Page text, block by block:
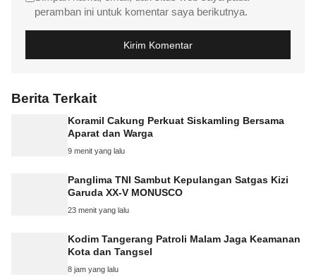
peramban ini untuk komentar saya berikutnya.
Berita Terkait
Koramil Cakung Perkuat Siskamling Bersama
Aparat dan Warga
9 menit yang lalu
Panglima TNI Sambut Kepulangan Satgas Kizi
Garuda XX-V MONUSCO
23 menit yang lalu
Kodim Tangerang Patroli Malam Jaga Keamanan
Kota dan Tangsel
8 jam yang lalu